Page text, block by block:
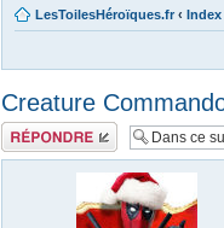
LesToilesHéroïques.fr ‹
Creature
Répondre